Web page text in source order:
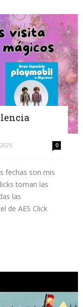
0
fechas son mis
toman las
las
de AES Click